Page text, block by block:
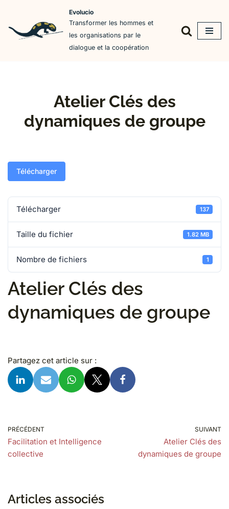
Aller
Evolucio
Transformer les hommes et
les organisations par le
dialogue et la coopération
Atelier Clés des
dynamiques de groupe
Télécharger
Télécharger 137
Taille du fichier 1.82 MB
Nombre de fichiers 1
Atelier Clés des
dynamiques de groupe
Partagez cet article sur :
PRÉCÉDENT
Facilitation et Intelligence
collective
SUIVANT
Atelier Clés des
dynamiques de groupe
Articles associés